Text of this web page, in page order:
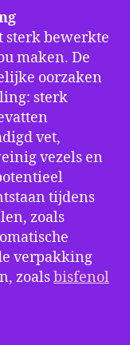
sterk bewerkte
maken. De
oorzaken
sterk
vet,
vezels en
tijdens
zoals
verpakking
zoalsbisfenol